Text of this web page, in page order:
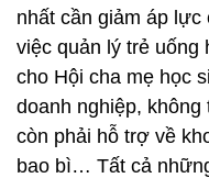
nhất cần giảm áp lực
việc quản lý trẻ uống
cho Hội cha mẹ học
doanh nghiệp,
còn phải hỗ trợ về
bao bì… Tất cả